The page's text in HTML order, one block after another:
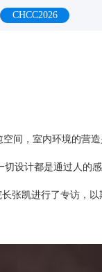
CHCC2026
间，室内环境的营
设计都是通过人的
张凯进行了专访，